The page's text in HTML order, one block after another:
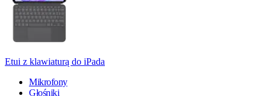
Etui z klawiaturą do iPada
Mikrofony
Głośniki